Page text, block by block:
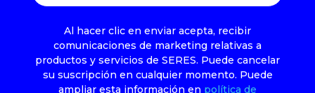
Al hacer clic en enviar acepta, recibir
comunicaciones de marketing relativas a
productos y servicios de SERES. Puede cancelar
su suscripción en cualquier momento. Puede
ampliar esta información en política de